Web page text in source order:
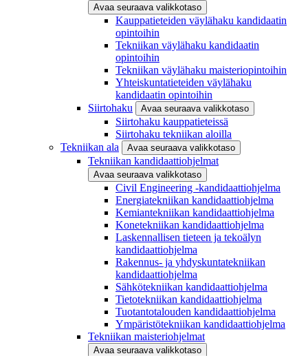
Avaa seuraava valikkotaso
Kauppatieteiden väylähaku kandidaatin
opintoihin
Tekniikan väylähaku kandidaatin
opintoihin
Tekniikan väylähaku maisteriopintoihin
Yhteiskuntatieteiden väylähaku
kandidaatin opintoihin
Siirtohaku
Avaa seuraava valikkotaso
Siirtohaku kauppatieteissä
Siirtohaku tekniikan aloilla
Tekniikan ala
Avaa seuraava valikkotaso
Tekniikan kandidaattiohjelmat
Avaa seuraava valikkotaso
Civil Engineering -kandidaattiohjelma
Energiatekniikan kandidaattiohjelma
Kemiantekniikan kandidaattiohjelma
Konetekniikan kandidaattiohjelma
Laskennallisen tieteen ja tekoälyn
kandidaattiohjelma
Rakennus- ja yhdyskuntatekniikan
kandidaattiohjelma
Sähkötekniikan kandidaattiohjelma
Tietotekniikan kandidaattiohjelma
Tuotantotalouden kandidaattiohjelma
Ympäristötekniikan kandidaattiohjelma
Tekniikan maisteriohjelmat
Avaa seuraava valikkotaso